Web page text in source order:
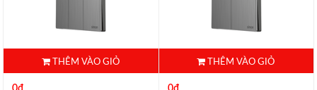
THÊM VÀO GIỎ THÊM VÀO GIỎ